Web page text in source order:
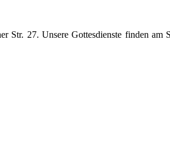
Str. 27. Unsere Gottesdienste finden